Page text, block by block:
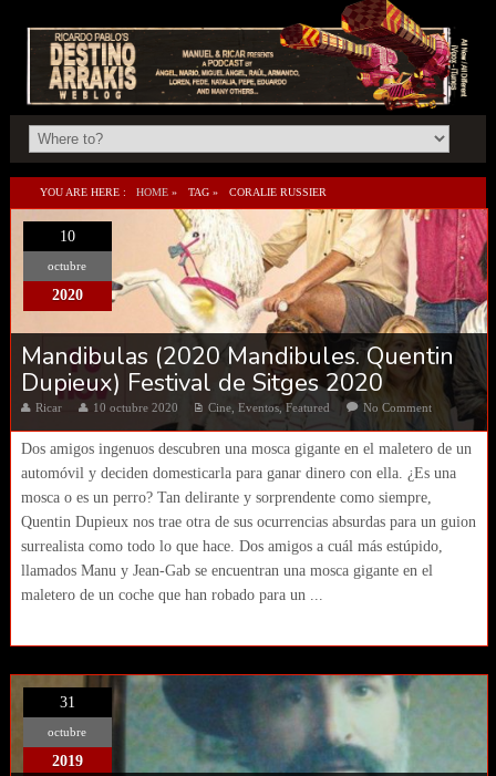
YOU ARE HERE : HOME » TAG » CORALIE RUSSIER
10
octubre
2020
Mandibulas (2020 Mandibules. Quentin
Dupieux) Festival de Sitges 2020
Ricar 10 octubre 2020 Cine, Eventos,Featured No Comment
Dos amigos ingenuos descubren una mosca gigante en el maletero de un
automóvil y deciden domesticarla para ganar dinero con ella. ¿Es una
mosca o es un perro? Tan delirante y sorprendente como siempre,
Quentin Dupieux nos trae otra de sus ocurrencias absurdas para un guion
surrealista como todo lo que hace. Dos amigos a cuál más estúpido,
llamados Manu y Jean-Gab se encuentran una mosca gigante en el
maletero de un coche que han robado para un ...
31
octubre
2019